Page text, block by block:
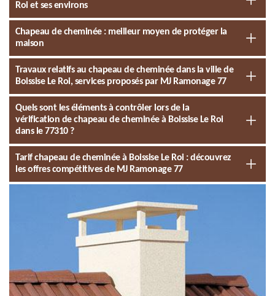
Roi et ses environs
Chapeau de cheminée : meilleur moyen de protéger la
maison
Travaux relatifs au chapeau de cheminée dans la ville de
Boissise Le Roi, services proposés par MJ Ramonage 77
Quels sont les éléments à contrôler lors de la
vérification de chapeau de cheminée à Boissise Le Roi
dans le 77310 ?
Tarif chapeau de cheminée à Boissise Le Roi : découvrez
les offres compétitives de MJ Ramonage 77